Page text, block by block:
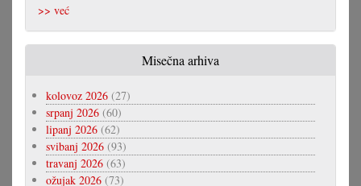
>> već
Misečna arhiva
kolovoz 2026 (27)
srpanj 2026 (60)
lipanj 2026 (62)
svibanj 2026 (93)
travanj 2026 (63)
ožujak 2026 (73)